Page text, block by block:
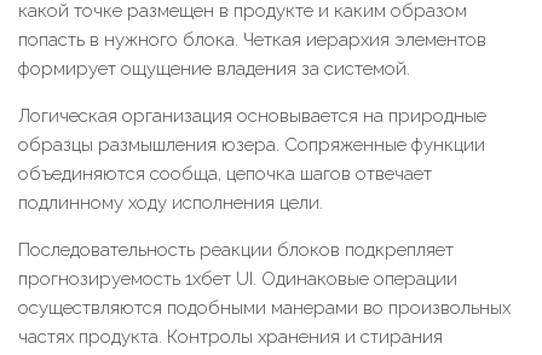
какой точке размещен в продукте и каким образом
попасть в нужного блока. Четкая иерархия элементов
формирует ощущение владения за системой.
Логическая организация основывается на природные
образцы размышления юзера. Сопряженные функции
объединяются сообща, цепочка шагов отвечает
подлинному ходу исполнения цели.
Последовательность реакции блоков подкрепляет
прогнозируемость 1хбет UI. Одинаковые операции
осуществляются подобными манерами во произвольных
частях продукта. Контролы хранения и стирания